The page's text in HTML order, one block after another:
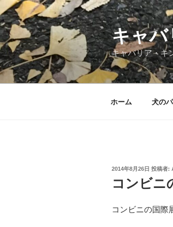
ン
テ
ン
ツ
へ
ス
キャバ
キャバリア・キ
ホーム 犬の
投
2014年8月26日 投稿者:
コンビニ
コンビニの国際